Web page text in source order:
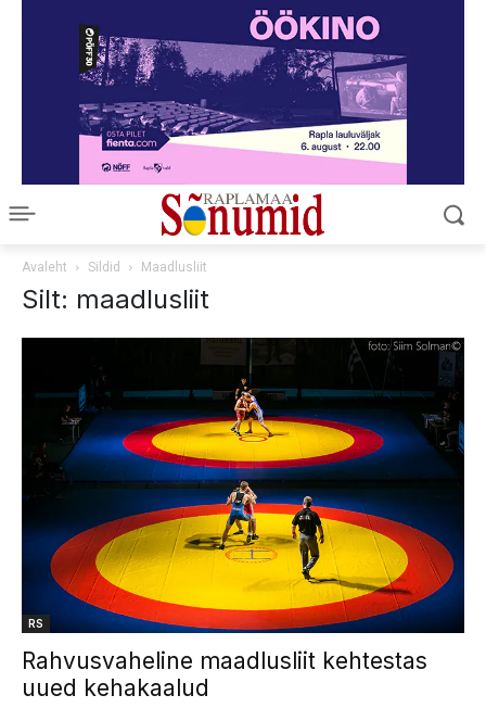
Avaleht Sildid Maadlusliit
Silt: maadlusliit
RS
Rahvusvaheline maadlusliit kehtestas
uued kehakaalud